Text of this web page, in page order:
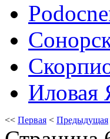
Иловая
<< Первая < Предыдущая